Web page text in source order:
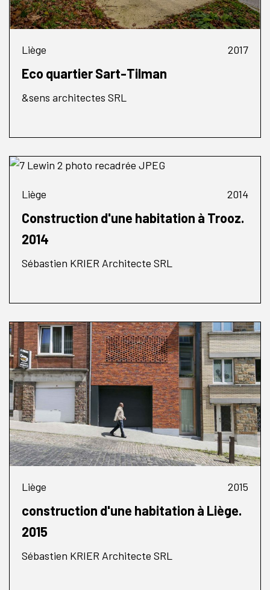
Liège 2017
Eco quartier Sart-Tilman
&sens architectes SRL
Liège 2014
Construction d'une habitation à Trooz.
2014
Sébastien KRIER Architecte SRL
Liège 2015
construction d'une habitation à Liège.
2015
Sébastien KRIER Architecte SRL